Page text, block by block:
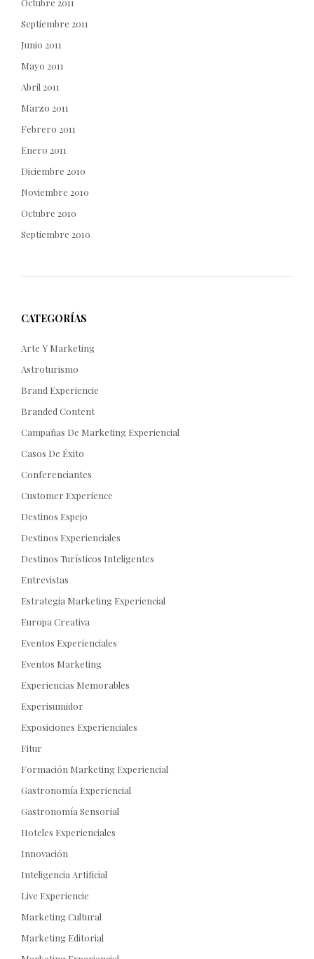
Septiembre 2011
Junio 2011
Mayo 2011
Abril 2011
Marzo 2011
Febrero 2011
Enero 2011
Diciembre 2010
Noviembre 2010
Octubre 2010
Septiembre 2010
CATEGORÍAS
Arte Y Marketing
Astroturismo
Brand Experiencie
Branded Content
Campañas De Marketing Experiencial
Casos De Éxito
Conferenciantes
Customer Experience
Destinos Espejo
Destinos Experienciales
Destinos Turísticos Inteligentes
Entrevistas
Estrategia Marketing Experiencial
Europa Creativa
Eventos Experienciales
Eventos Marketing
Experiencias Memorables
Experisumidor
Exposiciones Experienciales
Fitur
Formación Marketing Experiencial
Gastronomía Experiencial
Gastronomía Sensorial
Hoteles Experienciales
Innovación
Inteligencia Artificial
Live Experiencie
Marketing Cultural
Marketing Editorial